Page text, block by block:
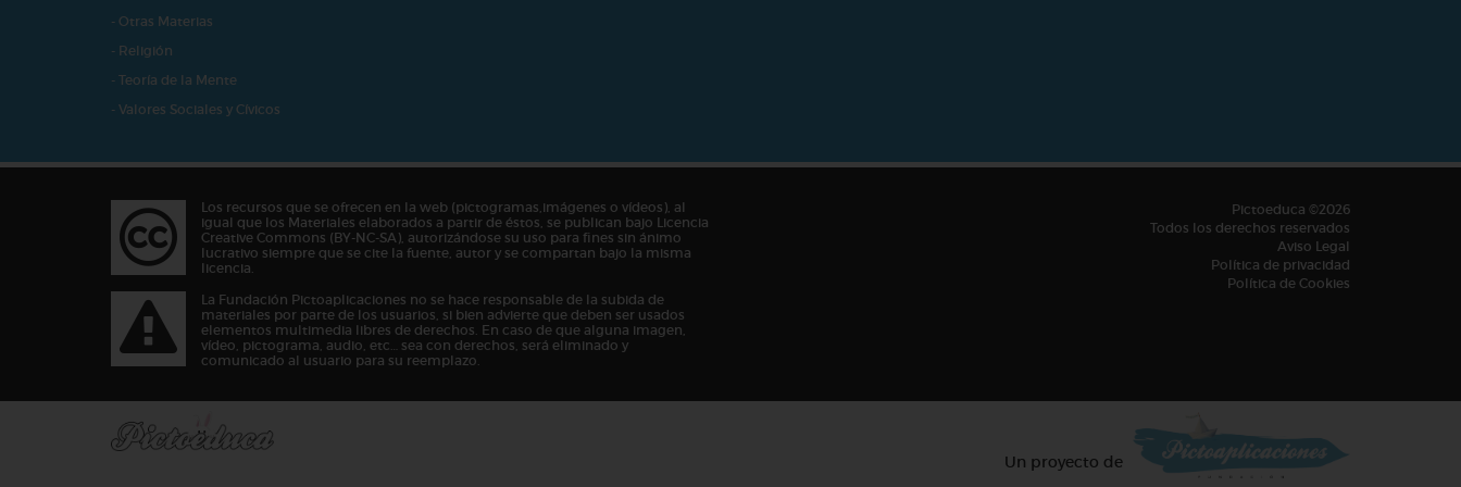
- Otras Materias
- Religión
- Teoría de la Mente
- Valores Sociales y Cívicos
Los recursos que se ofrecen en la web (pictogramas,imágenes o vídeos), al
igual que los Materiales elaborados a partir de éstos, se publican bajo Licencia
Creative Commons (BY-NC-SA), autorizándose su uso para fines sin ánimo
lucrativo siempre que se cite la fuente, autor y se compartan bajo la misma
licencia.
La Fundación Pictoaplicaciones no se hace responsable de la subida de
materiales por parte de los usuarios, si bien advierte que deben ser usados
elementos multimedia libres de derechos. En caso de que alguna imagen,
vídeo, pictograma, audio, etc… sea con derechos, será eliminado y
comunicado al usuario para su reemplazo.
Pictoeduca ©2026
Todos los derechos reservados
Aviso Legal
Política de privacidad
Política de Cookies
Un proyecto de